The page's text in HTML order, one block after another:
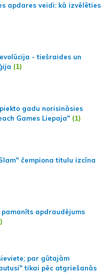
apdares veidi: kā izvēlēties
- tiešraides un
(1)
gadu norisināsies
Games Liepaja" (1)
čempiona titulu izcīna
apdraudējums
par gūtajām
tikai pēc atgriešanās